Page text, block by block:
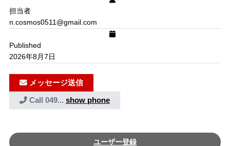
担当者
n.cosmos0511@gmail.com
Published
2026年8月7日
メッセージ送信
Call 049... show phone
ユーザー登録